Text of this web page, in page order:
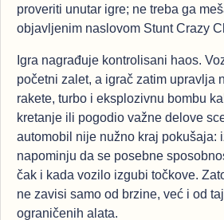
proveriti unutar igre; ne treba ga
objavljenim naslovom Stunt Crazy
Igra nagrađuje kontrolisani haos.
početni zalet, a igrač zatim upravlja
rakete, turbo i eksplozivnu bombu
kretanje ili pogodio važne delove
automobil nije nužno kraj pokušaja:
napominju da se posebne
čak i kada vozilo izgubi točkove.
ne zavisi samo od brzine, već i od
ograničenih alata.